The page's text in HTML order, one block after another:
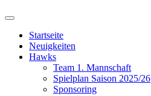
Startseite
Neuigkeiten
Hawks
Team 1. Mannschaft
Spielplan Saison 2025/26
Sponsoring